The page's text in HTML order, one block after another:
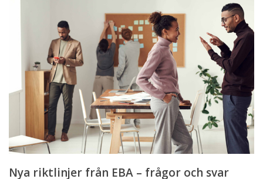
frågor
svar
Nya riktlinjer från EBA – frågor och svar